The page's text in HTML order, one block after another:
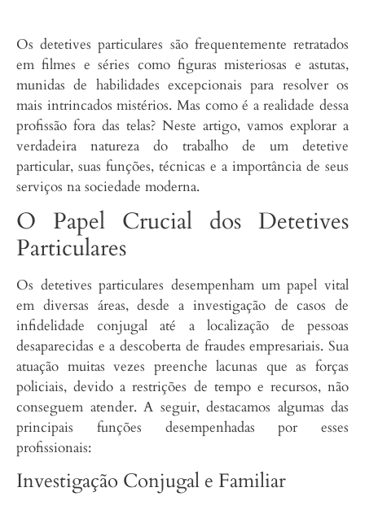
Os detetives particulares são frequentemente retratados
em filmes e séries como figuras misteriosas e astutas,
munidas de habilidades excepcionais para resolver os
mais intrincados mistérios. Mas como é a realidade dessa
profissão fora das telas? Neste artigo, vamos explorar a
verdadeira natureza do trabalho de um detetive
particular, suas funções, técnicas e a importância de seus
serviços na sociedade moderna.
O Papel Crucial dos Detetives
Particulares
Os detetives particulares desempenham um papel vital
em diversas áreas, desde a investigação de casos de
infidelidade conjugal até a localização de pessoas
desaparecidas e a descoberta de fraudes empresariais. Sua
atuação muitas vezes preenche lacunas que as forças
policiais, devido a restrições de tempo e recursos, não
conseguem atender. A seguir, destacamos algumas das
principais funções desempenhadas por esses
profissionais:
Investigação Conjugal e Familiar